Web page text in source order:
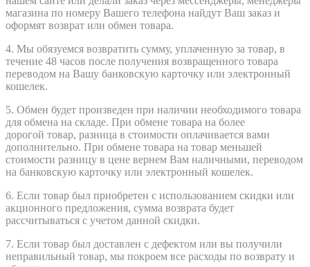
магазина по номеру Вашего телефона найдут Ваш заказ и
оформят возврат или обмен товара.
4. Мы обязуемся возвратить сумму, уплаченную за товар, в
течение 48 часов после получения возвращенного товара
переводом на Вашу банковскую карточку или электронный
кошелек.
5. Обмен будет произведен при наличии необходимого товара
для обмена на складе. При обмене товара на более
дорогой товар, разница в стоимости оплачивается вами
дополнительно. При обмене товара на товар меньшей
стоимости разницу в цене вернем Вам наличными, переводом
на банковскую карточку или электронный кошелек.
6. Если товар был приобретен с использованием скидки или
акционного предложения, сумма возврата будет
рассчитываться с учетом данной скидки.
7. Если товар был доставлен с дефектом или вы получили
неправильный товар, мы покроем все расходы по возврату и